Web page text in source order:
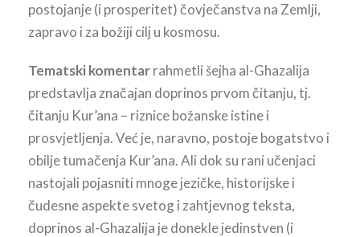
postojanje (i prosperitet) čovječanstva na Zemlji,
zapravo i za božiji cilj u kosmosu.
Tematski komentarrahmetli šejha al-Ghazalija
predstavlja značajan doprinos prvom čitanju, tj.
čitanju Kur’ana – riznice božanske istine i
prosvjetljenja. Već je, naravno, postoje bogatstvo i
obilje tumačenja Kur’ana. Ali dok su rani učenjaci
nastojali pojasniti mnoge jezičke, historijske i
čudesne aspekte svetog i zahtjevnog teksta,
doprinos al-Ghazalija je donekle jedinstven (i